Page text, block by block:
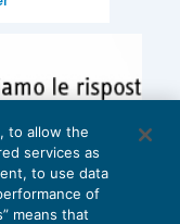
to allow the
services as
to use data
of
means that